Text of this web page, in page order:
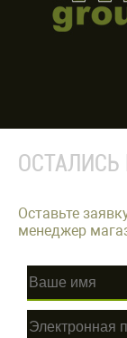
Оставьте
менеджер